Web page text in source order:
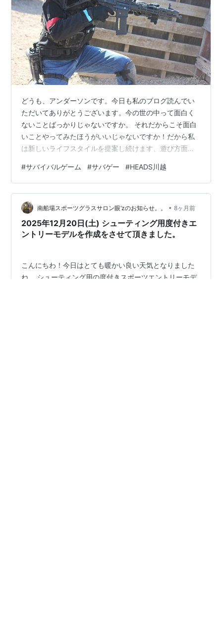
どうも、アンダーソンです。今日も私のブログ読んでい
ただいてありがとうございます。今の世の中って面白く
ないことばっかりじゃないですか。 それだからこそ面白
いことやってみたほうがいいじゃないですか！だから私
は新しいライフスタイルを提案し続けます、遊び方面で
初サバゲーでHEADS川越さんにお邪魔してきたー 今年は
少し遅くなってしまいましたが、新年初サバゲーという
ことでHEADS川越さんにお邪魔してきました。 何やかん
やで数か月ぶりのサバゲーということもあり、久しぶり
に楽しんできました♪ しかし暫くサバゲーをしていなかっ
た身体は思ったように…
#サバイバルゲーム #サバゲー #HEADS川越
南船場スポーツグラスサロン眼‘zのお知らせ。。 • 8ヶ月前
2025年12月20日(土) シューティング用度付きエ
ントリーモデルを作成をさせて頂きました。